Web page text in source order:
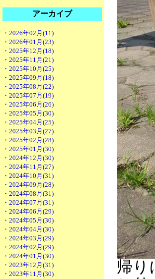
アーカイブ
・2026年02月(11)
・2026年01月(23)
・2025年12月(18)
・2025年11月(21)
・2025年10月(25)
・2025年09月(18)
・2025年08月(22)
・2025年07月(19)
・2025年06月(26)
・2025年05月(30)
・2025年04月(25)
・2025年03月(27)
・2025年02月(28)
・2025年01月(30)
・2024年12月(30)
・2024年11月(27)
・2024年10月(31)
・2024年09月(28)
・2024年08月(31)
・2024年07月(31)
・2024年06月(29)
・2024年05月(30)
・2024年04月(30)
・2024年03月(29)
・2024年02月(29)
・2024年01月(30)
・2023年12月(31)
・2023年11月(30)
帰り